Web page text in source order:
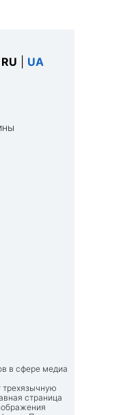
RU UA
в сфере медиа
трехязычную
страница